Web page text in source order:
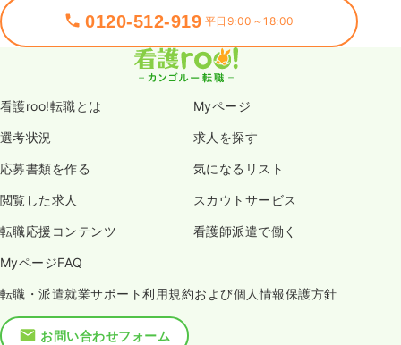
0120-512-919 平日9:00～18:00
看護roo!転職とは Myページ
選考状況 求人を探す
応募書類を作る 気になるリスト
閲覧した求人 スカウトサービス
転職応援コンテンツ 看護師派遣で働く
MyページFAQ
転職・派遣就業サポート利用規約および個人情報保護方針
お問い合わせフォーム